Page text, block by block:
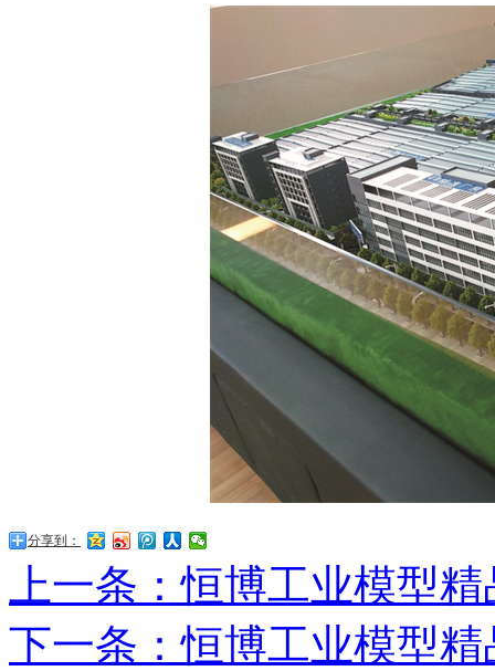
分享到：
上一条：恒博工业模型精
下一条：恒博工业模型精